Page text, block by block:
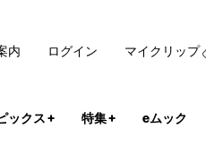
ックス+ 特集+ eムック
内 ログイン マイクリップ